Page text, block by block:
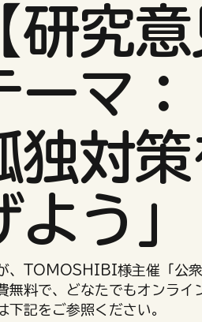
研究
ーマ
独対
よう」
、TOMOSHIBI様主催「公
無料で、どなたでもオンライ
下記をご参照ください。